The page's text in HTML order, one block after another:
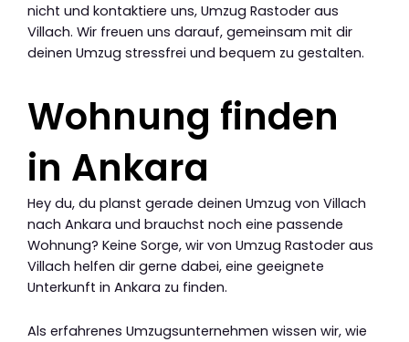
nicht und kontaktiere uns, Umzug Rastoder aus
Villach. Wir freuen uns darauf, gemeinsam mit dir
deinen Umzug stressfrei und bequem zu gestalten.
Wohnung finden
in Ankara
Hey du, du planst gerade deinen Umzug von Villach
nach Ankara und brauchst noch eine passende
Wohnung? Keine Sorge, wir von Umzug Rastoder aus
Villach helfen dir gerne dabei, eine geeignete
Unterkunft in Ankara zu finden.
Als erfahrenes Umzugsunternehmen wissen wir, wie